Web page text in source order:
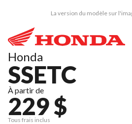
La version du modèle sur
Honda
SSETC
À partir de
229 $
Tous frais inclus